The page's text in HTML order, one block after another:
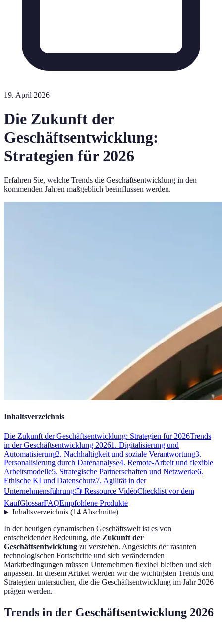
19. April 2026
Die Zukunft der
Geschäftsentwicklung:
Strategien für 2026
Erfahren Sie, welche Trends die Geschäftsentwicklung in den
kommenden Jahren maßgeblich beeinflussen werden.
Inhaltsverzeichnis
Die Zukunft der Geschäftsentwicklung: Strategien für 2026Trends
in der Geschäftsentwicklung 20261. Digitalisierung und
Automatisierung2. Nachhaltigkeit und soziale Verantwortung3.
Personalisierung durch Datenanalyse4. Remote-Arbeit und flexible
Arbeitsmodelle5. Strategische Partnerschaften und Netzwerke6.
Ethische KI und Datenschutz7. Agilität in der
Unternehmensführung📺 Ressource VidéoChecklist vor dem
KaufGlossarFAQEmpfohlene Produkte
Inhaltsverzeichnis(14Abschnitte)
In der heutigen dynamischen Geschäftswelt ist es von
entscheidender Bedeutung, die Zukunft der
Geschäftsentwicklung zu verstehen. Angesichts der rasanten
technologischen Fortschritte und sich verändernden
Marktbedingungen müssen Unternehmen flexibel bleiben und sich
anpassen. In diesem Artikel werden wir die wichtigsten Trends und
Strategien untersuchen, die die Geschäftsentwicklung im Jahr 2026
prägen werden.
Trends in der Geschäftsentwicklung 2026